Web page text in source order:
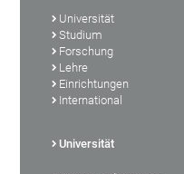
Universität
Studium
Forschung
Lehre
Einrichtungen
International
Universität